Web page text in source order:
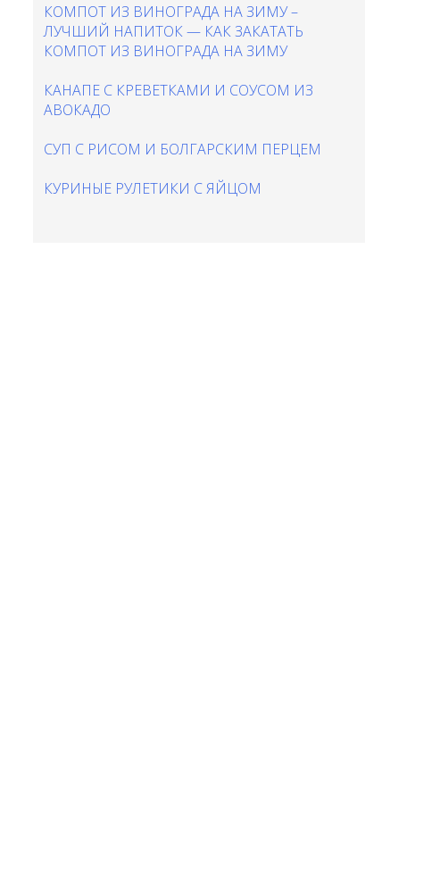
КОМПОТ ИЗ ВИНОГРАДА НА ЗИМУ –
ЛУЧШИЙ НАПИТОК — КАК ЗАКАТАТЬ
КОМПОТ ИЗ ВИНОГРАДА НА ЗИМУ
КАНАПЕ С КРЕВЕТКАМИ И СОУСОМ ИЗ
АВОКАДО
СУП С РИСОМ И БОЛГАРСКИМ ПЕРЦЕМ
КУРИНЫЕ РУЛЕТИКИ С ЯЙЦОМ